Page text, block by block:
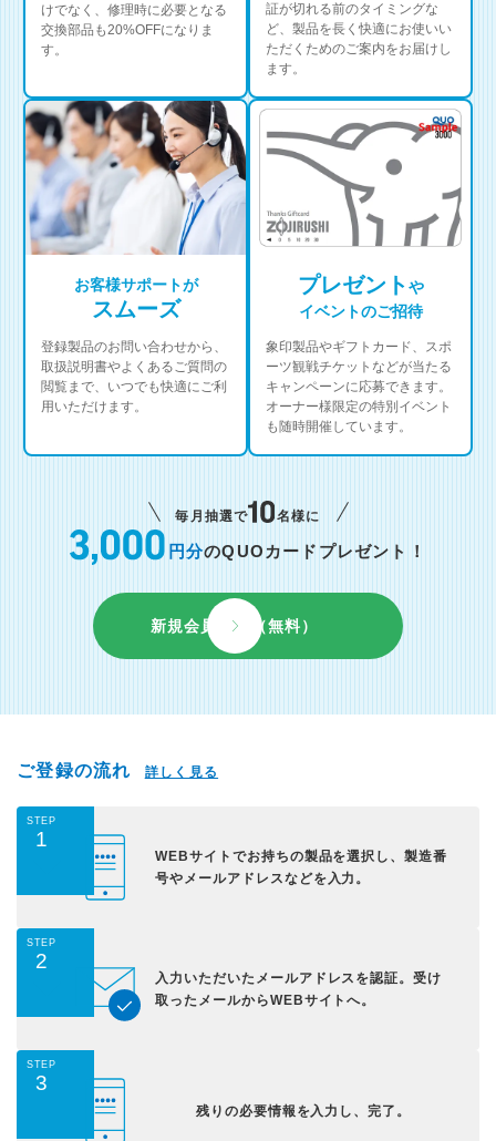
けでなく、修理時に必要となる
交換部品も20%OFFになりま
す。
証が切れる前のタイミングな
ど、製品を長く快適にお使いい
ただくためのご案内をお届けし
ます。
お客様サポートが
スムーズ
登録製品のお問い合わせから、
取扱説明書やよくあるご質問の
閲覧まで、いつでも快適にご利
用いただけます。
プレゼントや
イベントのご招待
象印製品やギフトカード、スポ
ーツ観戦チケットなどが当たる
キャンペーンに応募できます。
オーナー様限定の特別イベント
も随時開催しています。
毎月抽選で 名様に
円分のQUOカードプレゼント！
新規会員登録（無料）
ご登録の流れ 詳しく見る
STEP
1
WEBサイトでお持ちの製品を選択し、製造番
号やメールアドレスなどを入力。
STEP
2
入力いただいた メールアドレスを認証。受け
取ったメールからWEBサイトへ。
STEP
3
残りの必要情報を入力し、完了。